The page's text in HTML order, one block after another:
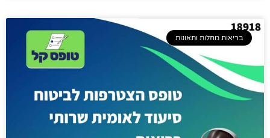
בריאות מחלות ותאונות